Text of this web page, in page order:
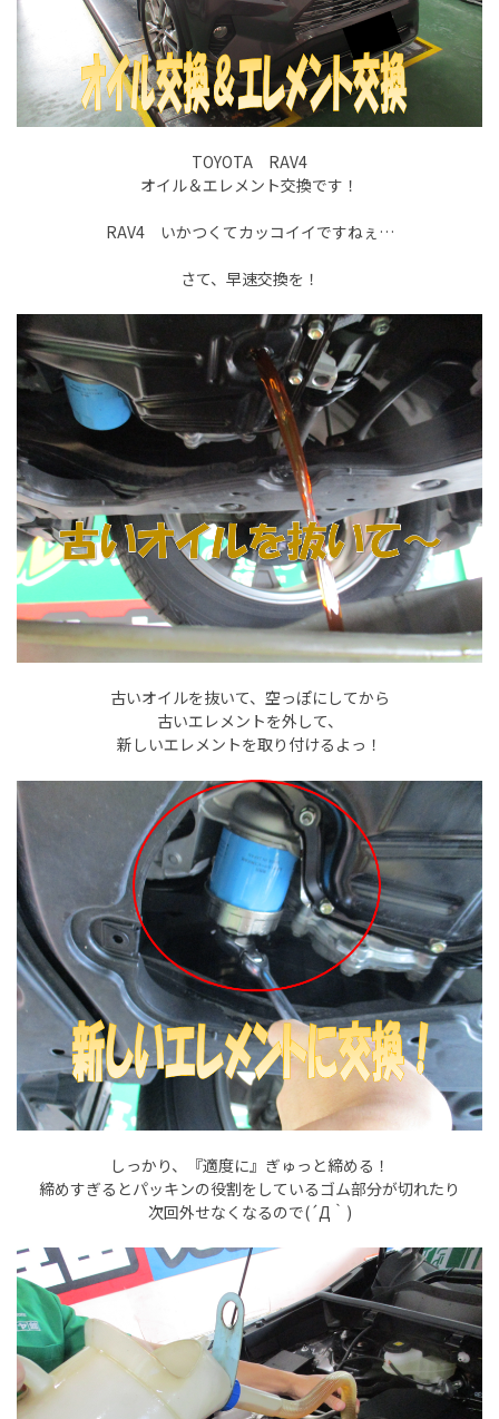
TOYOTA RAV4
オイル＆エレメント交換です！
RAV4 いかつくてカッコイイですねぇ…
さて、早速交換を！
古いオイルを抜いて、空っぽにしてから
古いエレメントを外して、
新しいエレメントを取り付けるよっ！
しっかり、『適度に』ぎゅっと締める！
締めすぎるとパッキンの役割をしているゴム部分が切れたり
次回外せなくなるので(´Д｀)